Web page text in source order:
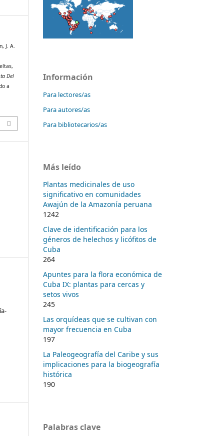
J. A.
Del
a
Información
Para lectores/as
Para autores/as
Para bibliotecarios/as
Más leído
Plantas medicinales de uso
significativo en comunidades
Awajún de la Amazonía peruana
1242
Clave de identificación para los
géneros de helechos y licófitos de
Cuba
264
Apuntes para la flora económica de
Cuba IX: plantas para cercas y
setos vivos
245
Las orquídeas que se cultivan con
mayor frecuencia en Cuba
197
La Paleogeografía del Caribe y sus
implicaciones para la biogeografía
histórica
190
Palabras clave